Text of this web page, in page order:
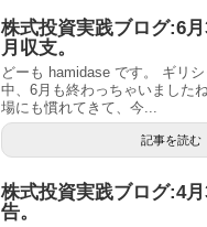
株式投資実践ブログ:6
月収支。
どーも hamidase です。 ギリ
中、6月も終わっちゃいました
場にも慣れてきて、今...
記事を読む
株式投資実践ブログ:4
告。